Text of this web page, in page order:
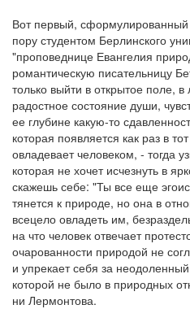
Вот первый,
пору студентом Берлинского
"проповеднице Евангелия
романтическую писательницу
только выйти в открытое поле,
радостное состояние души,
ее глубине какую-то
которая появляется как раз в
овладевает человеком, - тогда
которая не хочет исчезнуть в
скажешь себе: "Ты все еще
тянется к природе, но она в
всецело овладеть им,
на что человек отвечает
очарованности природой не
и упрекает себя за
которой не было в природных
ни Лермонтова.